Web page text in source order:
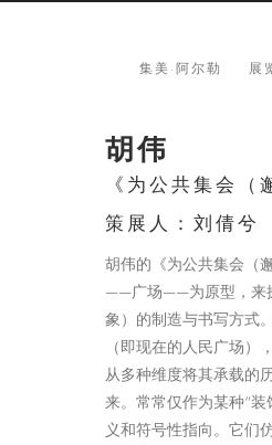
集美·阿尔勒 展
胡伟
《为公共集会（
策展人：刘倩兮
胡伟的《为公共集会（
——广场——为原型，来
象）的制造与书写方式
（即现在的人民广场
从多种维度将其承载的
来。常常仅作为某种“
义和符号性指向。它们